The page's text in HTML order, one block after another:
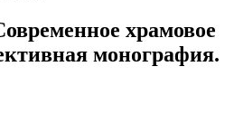
храмовое
монография.